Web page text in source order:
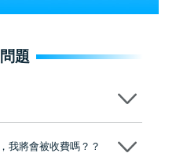
題
諾貝爾種植系統全球放心植牙中
我將會被收費嗎？？